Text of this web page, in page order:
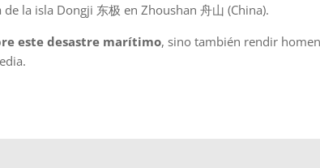
la isla Dongji 东极 en Zhoushan 舟山 (China).
este desastre marítimo, sino también rendir